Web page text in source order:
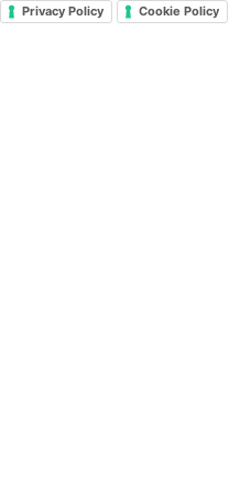
Privacy Policy Cookie Policy